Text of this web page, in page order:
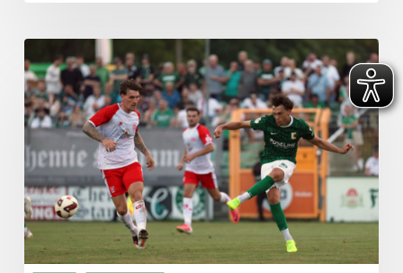
Pleite:
Chemie
kassiert
späten
Knockout
gegen
Halle